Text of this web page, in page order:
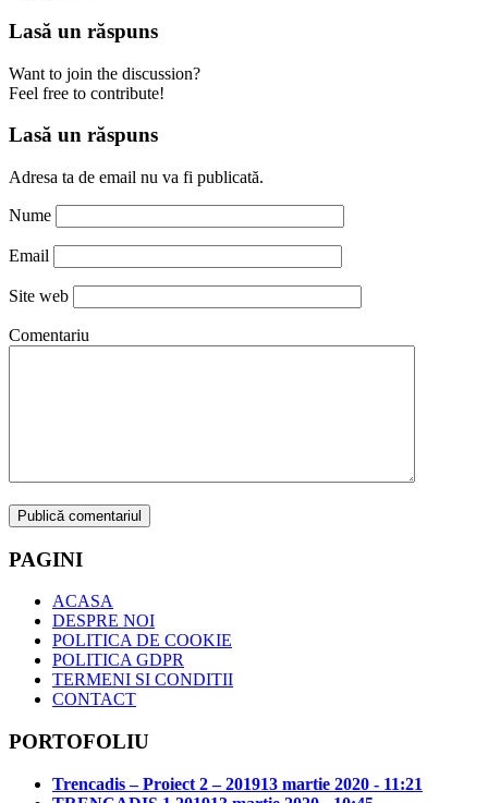
Lasă un răspuns
Want to join the discussion?
Feel free to contribute!
Lasă un răspuns
Adresa ta de email nu va fi publicată.
Nume
Email
Site web
Comentariu
PAGINI
ACASA
DESPRE NOI
POLITICA DE COOKIE
POLITICA GDPR
TERMENI SI CONDITII
CONTACT
PORTOFOLIU
Trencadis – Proiect 2 – 201913 martie 2020 - 11:21